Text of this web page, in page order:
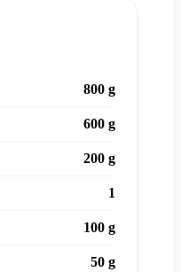
800 g
600 g
200 g
1
100 g
50 g